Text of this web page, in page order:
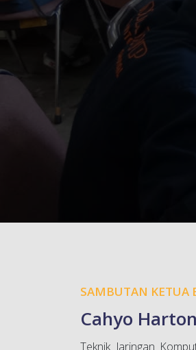
SAMBUTAN KETUA
Cahyo
Teknik Jaringan